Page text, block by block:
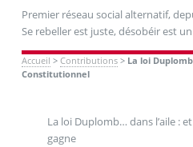
Premier réseau social alternatif,
Se rebeller est juste, désobéir est
Accueil > Contributions> La loi
Constitutionnel
La loi Duplomb… dans l’aile :
gagne